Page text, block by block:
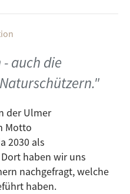
Kooperationspartner
und
der Volkshochschule
auch die
der Ulmer
Motto
2030 als
haben wir uns
nachgefragt, welche
haben.